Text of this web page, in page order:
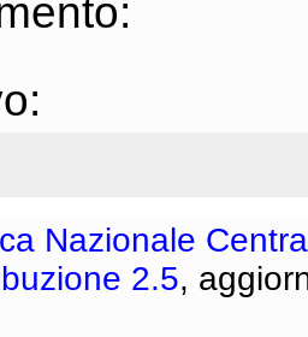
Nazionale
2.5,